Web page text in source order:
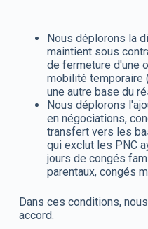
Nous déplorons la
maintient sous
de fermeture d'une
mobilité temporaire
une autre base du
Nous déplorons
en négociations,
transfert vers les
qui exclut les PNC
jours de congés
parentaux, congés
Dans ces conditions,
accord.